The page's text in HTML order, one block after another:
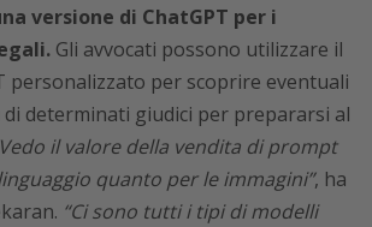
versione di ChatGPT per i
Gli avvocati possono utilizzare il
personalizzato per scoprire eventuali
determinati giudici per prepararsi al
il valore della vendita di prompt
quanto per le immagini”, ha
“Ci sono tutti i tipi di modelli